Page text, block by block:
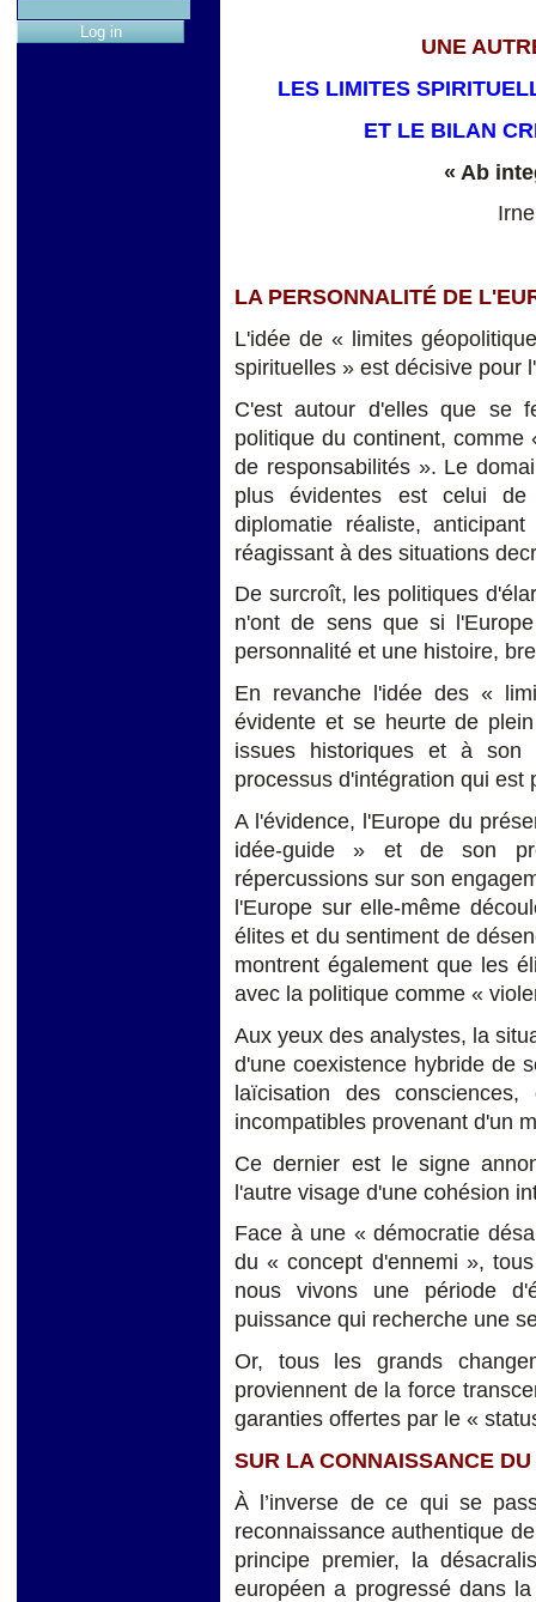
UNE
LES LIMITES
ET LE BILAN
« Ab
LA PERSONNALITÉ DE
L'idée de « limites
spirituelles » est décisive pour
C'est autour d'elles que se
politique du continent,
de responsabilités ». Le
plus évidentes est celui de
diplomatie réaliste,
réagissant à des situations
De surcroît, les politiques
n'ont de sens que si
personnalité et une histoire,
En revanche l'idée des «
évidente et se heurte de
issues historiques et à son
processus d'intégration qui
A l'évidence, l'Europe du
idée-guide » et de son
répercussions sur son
l'Europe sur elle-même
élites et du sentiment de
montrent également que les
avec la politique comme «
Aux yeux des analystes, la
d'une coexistence hybride de
laïcisation des
incompatibles provenant d'un
Ce dernier est le signe
l'autre visage d'une cohésion
Face à une « démocratie
du « concept d'ennemi »,
nous vivons une période
puissance qui recherche une
Or, tous les grands
proviennent de la force
garanties offertes par le «
SUR LA CONNAISSANCE
À l’inverse de ce qui se
reconnaissance authentique
principe premier, la
européen a progressé dans